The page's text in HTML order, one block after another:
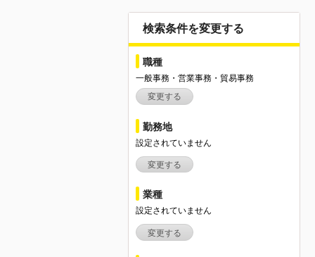
検索条件を変更する
職種
一般事務・営業事務・貿易事務
変更する
勤務地
設定されていません
変更する
業種
設定されていません
変更する